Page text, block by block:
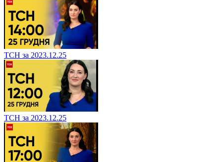
ТСН за 2023.12.25
ТСН за 2023.12.25